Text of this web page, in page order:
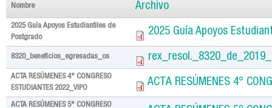
Nombre Archivo
2025 Guía Apoyos Estudiantiles de
Postgrado
2025 Guía Apoyos
8320_beneficios_egresadas_os
ACTA RESÚMENES 4° CONGRESO
ESTUDIANTES 2022_VIPO
ACTA RESÚMENES 4°
ACTA RESÚMENES 5° CONGRESO